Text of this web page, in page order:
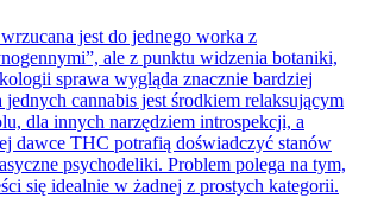
jest do jednego worka z
ale z punktu widzenia botaniki,
sprawa wygląda znacznie bardziej
cannabis jest środkiem relaksującym
dla innych narzędziem introspekcji, a
dawce THC potrafią doświadczyć stanów
psychodeliki. Problem polega na tym,
się idealnie w żadnej z prostych kategorii.